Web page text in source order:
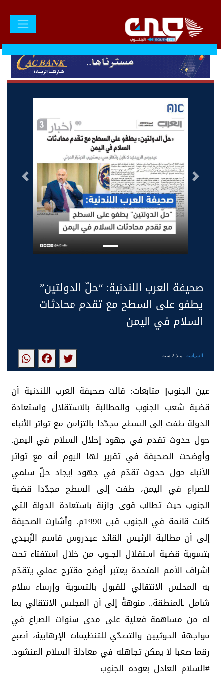
التالى السابق
صحيفة العرب اللندنية: “حلّ الدولتين”
يطفو على السطح مع تقدم محادثات
السلام في اليمن
السياسة- منذ 2 سنة
عين الجنوب|| متابعات: قالت صحيفة العرب اللندنية أن
قضية شعب الجنوب والمطالبة بالاستقلال واستعادة
الدولة طفت إلى السطح مجدّدا بالتزامن مع تواتر الأنباء
حول حدوث تقدم في جهود إحلال السلام في اليمن.
وأوضحت الصحيفة في تقرير لها اليوم أنه مع تواتر
الأنباء حول حدوث تقدّم في جهود إيجاد حلّ سلمي
للصراع في اليمن، طفت إلى السطح مجدّدا قضية
الجنوب حيث تطالب قوى وازنة باستعادة الدولة التي
كانت قائمة في الجنوب قبل 1990م. وأشارت الصحيفة
إلى أن مطالبة الرئيس القائد عيدروس قاسم الزُبيدي
بتسوية قضية استقلال الجنوب من خلال استفتاء تحت
إشراف الأمم المتحدة يعتبر أوضح مقترح عملي يتقدّم
به المجلس الانتقالي للقبول بالتسوية وإرساء سلام
شامل بالمنطقة.. منوهةً إلى أن المجلس الانتقالي بما
له من مساهمة فعلية على مدى سنوات الصراع في
مواجهة الحوثيين والتصدّي للتنظيمات الإرهابية، أصبح
رقما صعبا لا يمكن تجاهله في معادلة السلام المنشود.
#السلام_العادل_بعوده_الجنوب